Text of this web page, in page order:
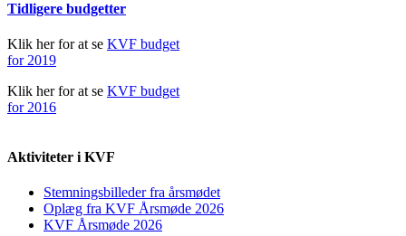
Tidligere budgetter
Klik her for at se KVF budget
for 2019
Klik her for at se KVF budget
for 2016
Aktiviteter i KVF
Stemningsbilleder fra årsmødet
Oplæg fra KVF Årsmøde 2026
KVF Årsmøde 2026